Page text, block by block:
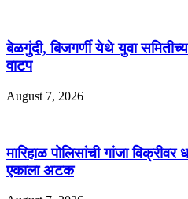
बेळगुंदी, बिजगर्णी येथे युवा
वाटप
August 7, 2026
मारिहाळ पोलिसांची गांजा
एकाला अटक